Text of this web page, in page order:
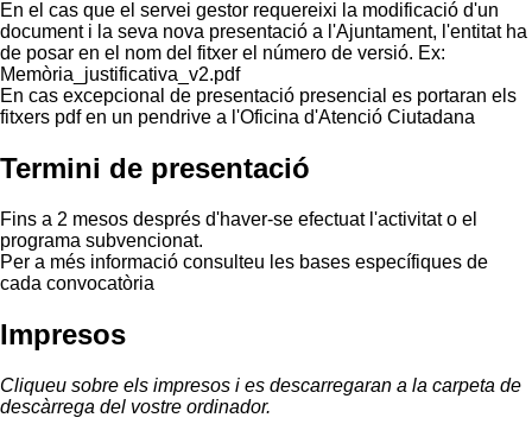
En el cas que el servei gestor requereixi la modificació d'un
document i la seva nova presentació a l'Ajuntament, l'entitat ha
de posar en el nom del fitxer el número de versió. Ex:
Memòria_justificativa_v2.pdf
En cas excepcional de presentació presencial es portaran els
fitxers pdf en un pendrive a l'Oficina d'Atenció Ciutadana
Termini de presentació
Fins a 2 mesos després d'haver-se efectuat l'activitat o el
programa subvencionat.
Per a més informació consulteu les bases específiques de
cada convocatòria
Impresos
Cliqueu sobre els impresos i es descarregaran a la carpeta de
descàrrega del vostre ordinador.